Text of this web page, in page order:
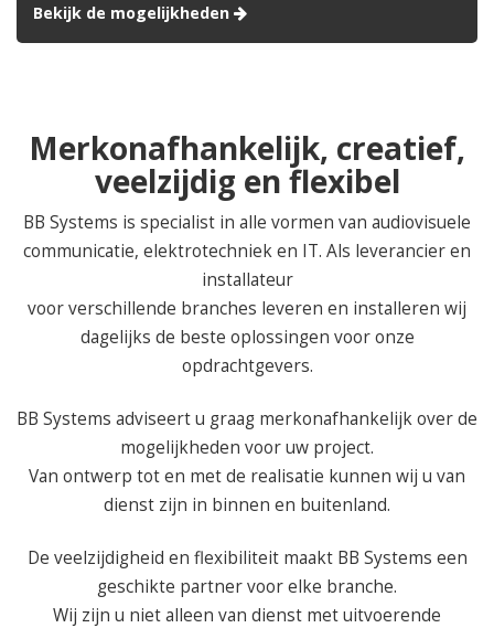
Bekijk de mogelijkheden
Merkonafhankelijk, creatief,
veelzijdig en flexibel
BB Systems is specialist in alle vormen van audiovisuele
communicatie, elektrotechniek en IT. Als leverancier en
installateur
voor verschillende branches leveren en installeren wij
dagelijks de beste oplossingen voor onze
opdrachtgevers.
BB Systems adviseert u graag merkonafhankelijk over de
mogelijkheden voor uw project.
Van ontwerp tot en met de realisatie kunnen wij u van
dienst zijn in binnen en buitenland.
De veelzijdigheid en flexibiliteit maakt BB Systems een
geschikte partner voor elke branche.
Wij zijn u niet alleen van dienst met uitvoerende